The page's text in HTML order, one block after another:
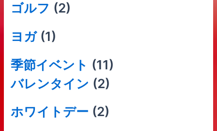
ゴルフ (2)
ヨガ(1)
季節イベント (11)
バレンタイン (2)
ホワイトデー (2)